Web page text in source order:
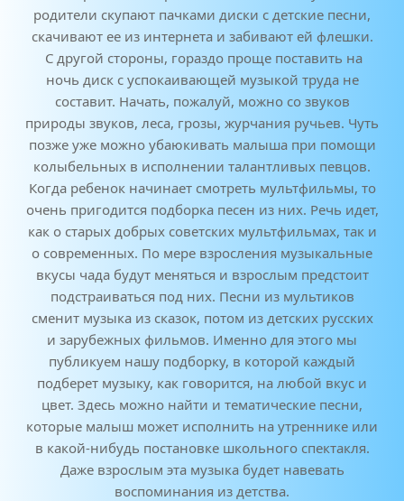
родители скупают пачками диски с детские песни,
скачивают ее из интернета и забивают ей флешки.
С другой стороны, гораздо проще поставить на
ночь диск с успокаивающей музыкой труда не
составит. Начать, пожалуй, можно со звуков
природы звуков, леса, грозы, журчания ручьев. Чуть
позже уже можно убаюкивать малыша при помощи
колыбельных в исполнении талантливых певцов.
Когда ребенок начинает смотреть мультфильмы, то
очень пригодится подборка песен из них. Речь идет,
как о старых добрых советских мультфильмах, так и
о современных. По мере взросления музыкальные
вкусы чада будут меняться и взрослым предстоит
подстраиваться под них. Песни из мультиков
сменит музыка из сказок, потом из детских русских
и зарубежных фильмов. Именно для этого мы
публикуем нашу подборку, в которой каждый
подберет музыку, как говорится, на любой вкус и
цвет. Здесь можно найти и тематические песни,
которые малыш может исполнить на утреннике или
в какой-нибудь постановке школьного спектакля.
Даже взрослым эта музыка будет навевать
воспоминания из детства.